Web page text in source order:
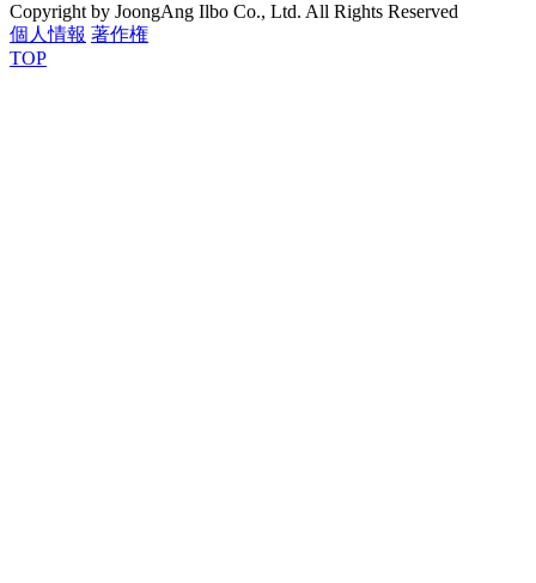
Copyright by JoongAng Ilbo Co., Ltd. All Rights Reserved
個人情報 著作権
TOP